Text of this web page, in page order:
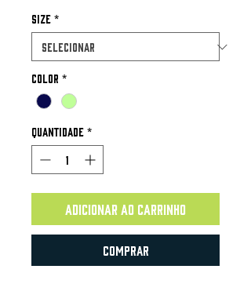
Size *
Color *
Quantidade *
Adicionar ao carrinho
Comprar